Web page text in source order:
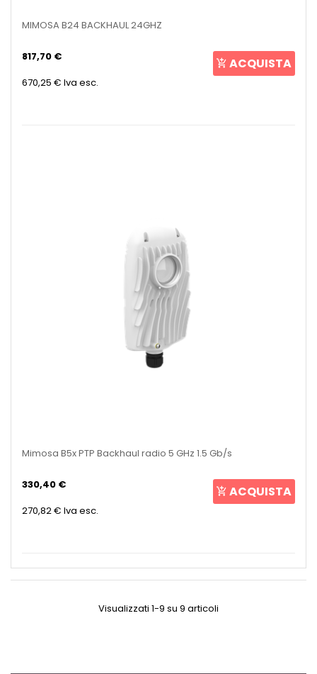
MIMOSA B24 BACKHAUL 24GHZ
817,70 €
670,25 € Iva esc.
ACQUISTA
Mimosa B5x PTP Backhaul radio 5 GHz 1.5 Gb/s
330,40 €
270,82 € Iva esc.
ACQUISTA
Visualizzati 1-9 su 9 articoli